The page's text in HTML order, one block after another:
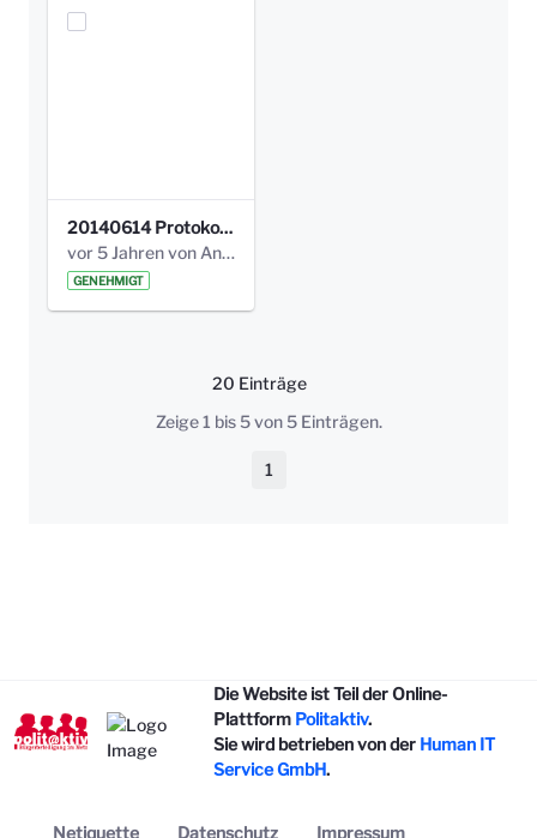
20140614 Protokoll Park Am Gesundheitsamt 00.pdf
vor 5 Jahren von Anni Schlumberger
GENEHMIGT
20 Einträge
Pro Seite
Zeige 1 bis 5 von 5 Einträgen.
Seite
1
Die Website ist Teil der Online-
Plattform Politaktiv.
Sie wird betrieben von der Human IT
Service GmbH.
Netiquette Datenschutz Impressum